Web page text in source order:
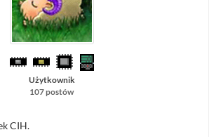
Użytkownik
107 postów
CIH.